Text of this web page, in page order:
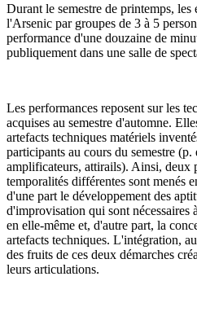
Durant le semestre de printemps, les
l'Arsenic par groupes de 3 à 5
performance d'une douzaine de
publiquement dans une salle de
Les performances reposent sur les
acquises au semestre d'automne.
artefacts techniques matériels
participants au cours du semestre
amplificateurs, attirails). Ainsi, deux
temporalités différentes sont menés
d'une part le développement des
d'improvisation qui sont nécessaires
en elle-même et, d'autre part, la
artefacts techniques. L'intégration,
des fruits de ces deux démarches
leurs articulations.